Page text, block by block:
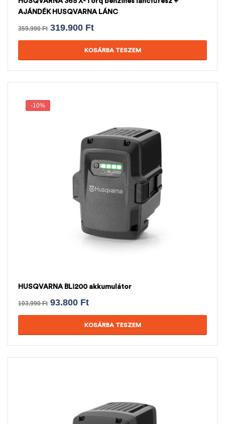
AJÁNDÉK HUSQVARNA LÁNC
359.990Ft 319.900 Ft
KOSÁRBA TESZEM
-10%
HUSQVARNA BLi200 akkumulátor
103.990Ft 93.800 Ft
KOSÁRBA TESZEM